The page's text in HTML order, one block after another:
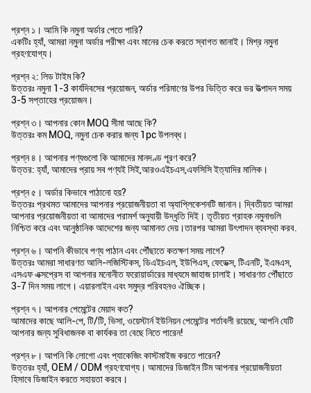
প্রশ্ন ১। আমি কি নমুনা অর্ডার পেতে পারি?
একটিঃ হ্যাঁ, আমরা নমুনা অর্ডার পরীক্ষা এবং মানের চেক করতে স্বাগত জানাই। মিশ্র নমুনা
গ্রহণযোগ্য।
প্রশ্ন ২: লিড টাইম কি?
উত্তরঃ নমুনা 1-3 কার্যদিবসের প্রয়োজন, অর্ডার পরিমাণের উপর ভিত্তি করে ভর উত্পাদন সময়
3-5 সপ্তাহের প্রয়োজন।
প্রশ্ন ৩। আপনার কোন MOQ সীমা আছে কি?
উত্তরঃ কম MOQ, নমুনা চেক করার জন্য 1pc উপলব্ধ।
প্রশ্ন ৪। আপনার পণ্যগুলো কি আমাদের মানদণ্ড পূরণ করে?
উত্তর: হ্যাঁ, আমাদের প্রায় সব পণ্যই সিই,আরওএইচএস,এফসিসি ইত্যাদির মালিক।
প্রশ্ন ৫। অর্ডার কিভাবে পাঠানো হয়?
উত্তরঃ প্রথমত আমাদের আপনার প্রয়োজনীয়তা বা অ্যাপ্লিকেশনটি জানান। দ্বিতীয়ত আমরা
আপনার প্রয়োজনীয়তা বা আমাদের পরামর্শ অনুযায়ী উদ্ধৃতি দিই। তৃতীয়ত গ্রাহক নমুনাগুলি
নিশ্চিত করে এবং আনুষ্ঠানিক আদেশের জন্য আমানত দেয়।তারপর আমরা উৎপাদন ব্যবস্থা করব.
প্রশ্ন ৬। আপনি কীভাবে পণ্য পাঠান এবং পৌঁছাতে কতক্ষণ সময় লাগে?
উত্তরঃ আমরা সাধারণত আলি-লজিস্টিকস, ডিএইচএল, ইউপিএস, ফেডেক্স, টিএনটি, ইএমএস,
এসএফ এক্সপ্রেস বা আপনার মনোনীত ফরোয়ার্ডারের মাধ্যমে জাহাজ চালাই। সাধারণত পৌঁছাতে
3-7 দিন সময় লাগে। এয়ারলাইন এবং সমুদ্র পরিবহনও ঐচ্ছিক।
প্রশ্ন ৭। আপনার পেমেন্টের মেয়াদ কত?
আমাদের কাছে আলি-পে, টি/টি, ভিসা, ওয়েস্টার্ন ইউনিয়ন পেমেন্টের শর্তাবলী রয়েছে, আপনি যেটি
আপনার জন্য সুবিধাজনক বা কার্যকর তা বেছে নিতে পারেন!
প্রশ্ন ৮। আপনি কি লোগো এবং প্যাকেজিং কাস্টমাইজ করতে পারেন?
উত্তরঃ হ্যাঁ, OEM / ODM গ্রহণযোগ্য। আমাদের ডিজাইন টিম আপনার প্রয়োজনীয়তা
হিসাবে ডিজাইন করতে সহায়তা করবে।